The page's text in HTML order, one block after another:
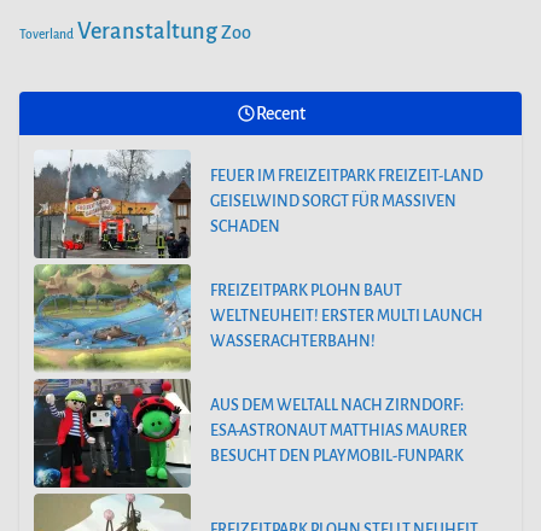
FEUER IM FREIZEITPARK FREIZEIT-LAND
SCHADEN
Toverland VeranstaltungZoo
Recent
FEUER IM FREIZEITPARK FREIZEIT-LAND
GEISELWIND SORGT FÜR MASSIVEN
SCHADEN
FREIZEITPARK PLOHN BAUT
WELTNEUHEIT! ERSTER MULTI LAUNCH
WASSERACHTERBAHN!
AUS DEM WELTALL NACH ZIRNDORF:
ESA-ASTRONAUT MATTHIAS MAURER
BESUCHT DEN PLAYMOBIL-FUNPARK